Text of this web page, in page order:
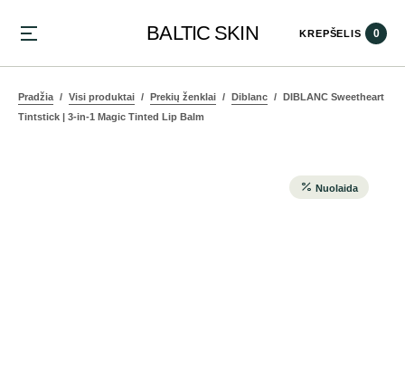
BALTIC SKIN KREPŠELIS 0
Pradžia Visi produktai Prekių ženklai Diblanc
DIBLANC Sweetheart
Tintstick | 3-in-1 Magic Tinted Lip Balm
Nuolaida